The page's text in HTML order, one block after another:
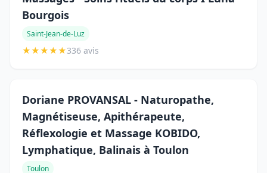
Bourgois
Saint-Jean-de-Luz
★★★★★336 avis
Doriane PROVANSAL - Naturopathe,
Magnétiseuse, Apithérapeute,
Réflexologie et Massage KOBIDO,
Lymphatique, Balinais à Toulon
Toulon